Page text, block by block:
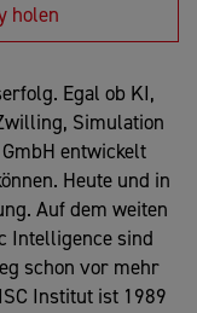
holen
Egal ob KI,
Simulation
entwickelt
Heute und in
Auf dem weiten
Intelligence sind
schon vor mehr
Institut ist 1989